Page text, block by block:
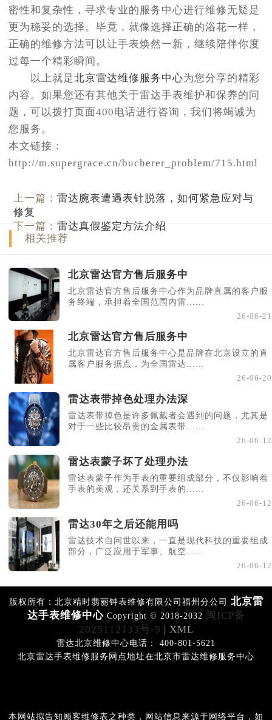
密性和复杂性，寻求专业的服务中心进行维修无疑是
更为稳妥的选择。毕竟，就像选择正确的浴花一样，
正确的维修方法可以让手表焕然一新，继续陪伴你度
过每一个精彩瞬间。
以上就是北京雷达维修服务中心为您分享的精彩
内容。如果您还有其他关于雷达手表维护和保养的问
题，可以拨打页面400电话进行咨询，我们将竭诚为
您服务。
本文链接：
http://m.supergrace.cn/bucherer_problem/715.html
上一篇：雷达腕表遭遇表针脱落，如何紧急应对与
修复
下一篇：雷达真假鉴定方法介绍
相关推荐
北京雷达官方售后服务中
北京雷达官方售后服务中心作为品牌直属的客户服
务终端，承担着全国范围内雷......
26-06-21
北京雷达官方售后服务中
北京雷达官方售后服务中心是品牌在北京设立的直
属客户服务据点，为全国雷达......
26-06-20
雷达表带掉色处理办法深
雷达表带掉色是许多佩戴者会遇到的问题，尤其是
对于一些比较昂贵的金属表带......
26-06-12
雷达表蒙子坏了处理办法
雷达表蒙子作为手表的重要组成部分，不仅影响着
手表的美观，还关系到手表的......
26-06-12
雷达30年之后还能用吗
雷达技术自问世以来，一直是现代科技的重要组成
部分，广泛应用于军事、航空......
26-06-12
版权所有：北京精时翡丽钟表维修有限公司福州分公司 北京雷
达手表维修中心 Copyright © 2018-2032
闽ICP备
2025112133号-5
| XML
雷达北京维修中心电话： 400-801-5621
北京雷达手表维修服务网点地址在北京市雷达维修服务中心
本网站拟告知顾客维修表之种类，网站信息来源于网络平台，如